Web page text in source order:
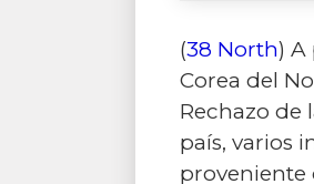
(38 North) A
Corea del
Rechazo de
país, varios
proveniente